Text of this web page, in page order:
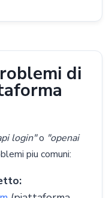
di
login"o "openai
piu comuni: